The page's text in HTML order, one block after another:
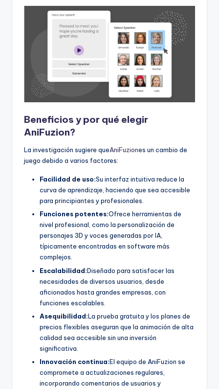
Beneficios y por qué elegir
AniFuzion?
La investigación sugiere queAniFuziones un cambio de
juego debido a varios factores:
Facilidad de uso:Su interfaz intuitiva reduce la
curva de aprendizaje, haciendo que sea accesible
para principiantes y profesionales.
Funciones potentes:Ofrece herramientas de
nivel profesional, como la personalización de
personajes 3D y voces generadas por IA,
típicamente encontradas en software más
complejos.
Escalabilidad:Diseñado para satisfacer las
necesidades de diversos usuarios, desde
aficionados hasta grandes empresas, con
funciones escalables.
Asequibilidad:La prueba gratuita y los planes de
precios flexibles aseguran que la animación de alta
calidad sea accesible sin una inversión
significativa.
Innovación continua:El equipo de AniFuzion se
compromete a actualizaciones regulares,
incorporando comentarios de usuarios y